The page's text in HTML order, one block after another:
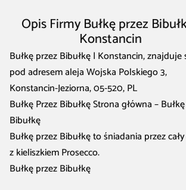
Opis Firmy Bułkę przez
Konstancin
Bułkę przez Bibułkę | Konstancin, znajduje
pod adresem aleja Wojska Polskiego 3,
Konstancin-Jeziorna, 05-520, PL
Bułkę Przez Bibułkę Strona główna –
Bibułkę
Bułkę przez Bibułkę to śniadania przez
z kieliszkiem Prosecco.
Bułkę przez Bibułkę